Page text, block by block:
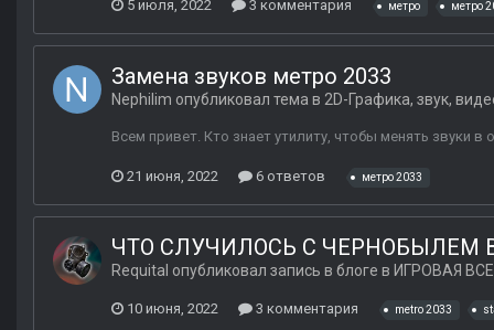
5 июля, 2022 3 комментария метро метро
Замена звуков метро 2033
Nephilim опубликовал тема в 2D-Графика, звук,
Всем привет. Кто знает утилиту, чтобы менять звуки
21 июня, 2022 6 ответов метро 2033
ЧТО СЛУЧИЛОСЬ С ЧЕРНОБЫЛЕМ
Requital опубликовал запись в блоге в ИГРОВАЯ
10 июня, 2022 3 комментария metro 2033